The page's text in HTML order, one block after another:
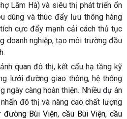
Lãm Hà) và siêu thị phát triển ổn
dùng và thúc đẩy lưu thông hàng
cực đẩy mạnh cải cách thủ tục
doanh nghiệp, tạo môi trường đầu
quan đô thị, kết cấu hạ tầng kỹ
lưới đường giao thông, hệ thống
ngày càng hoàn thiện. Nhiều dự án
đô thị và nâng cao chất lượng
đường Bùi Viện, cầu Bùi Viện, cầu